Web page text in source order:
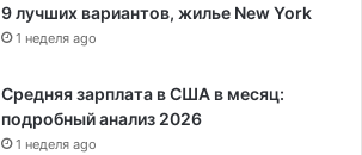
9 лучших вариантов, жилье New York
1 неделя ago
Средняя зарплата в США в месяц:
подробный анализ 2026
1 неделя ago